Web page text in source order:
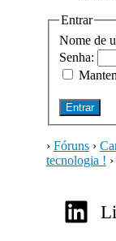
Entrar
Nome de
Senha:
Entrar
› Fóruns ›
tecnologia ! ›